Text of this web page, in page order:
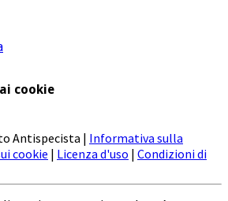
cookie
Antispecista | Informativa sulla
cookie | Licenza d'uso | Condizioni di